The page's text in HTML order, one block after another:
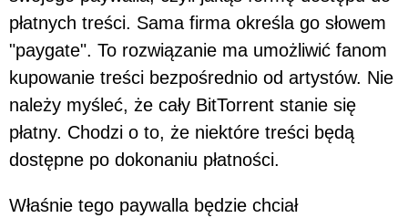
płatnych treści. Sama firma określa go słowem
"paygate". To rozwiązanie ma umożliwić fanom
kupowanie treści bezpośrednio od artystów. Nie
należy myśleć, że cały BitTorrent stanie się
płatny. Chodzi o to, że niektóre treści będą
dostępne po dokonaniu płatności.
Właśnie tego paywalla będzie chciał